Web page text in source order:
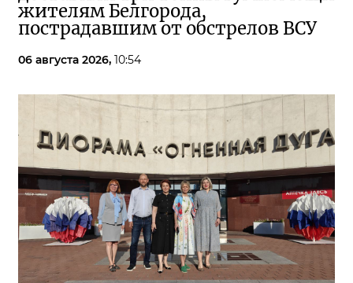
жителям Белгорода,
пострадавшим от обстрелов ВСУ
06 августа 2026, 10:54